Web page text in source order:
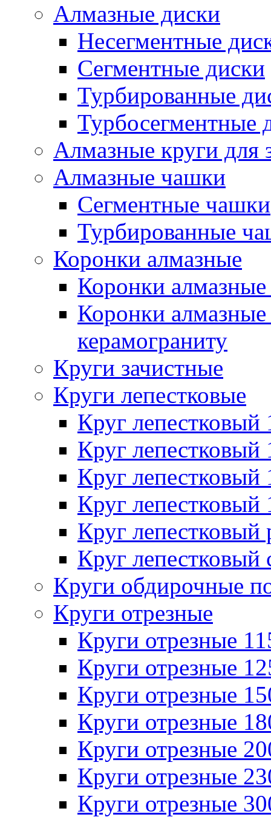
Алмазные диски
Несегментные
Сегментные диски
Турбированные
Турбосегментные
Алмазные круги для
Алмазные чашки
Сегментные чашки
Турбированные
Коронки алмазные
Коронки
Коронки
керамограниту
Круги зачистные
Круги лепестковые
Круг
Круг
Круг
Круг
Круг лепестковый
Круг лепестковый
Круги обдирочные
Круги отрезные
Круги отрезные
Круги отрезные
Круги отрезные
Круги отрезные
Круги отрезные
Круги отрезные
Круги отрезные